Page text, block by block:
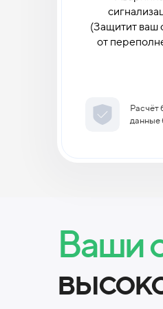
(Защитит ваш
от
Расчёт
данные
Ваши